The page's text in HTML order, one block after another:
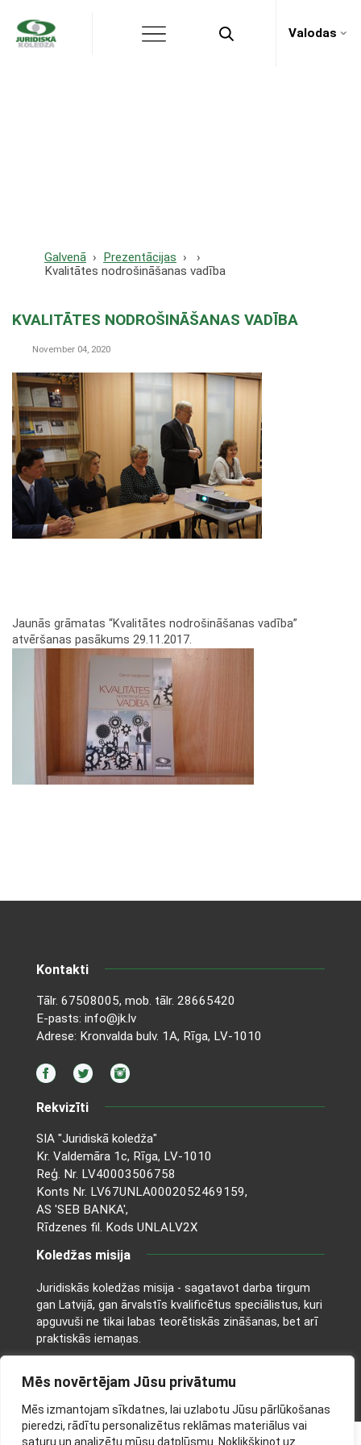
Mēs novērtējam Jūsu privātumu
Mēs izmantojam sīkdatnes, lai uzlabotu Jūsu pārlūkošanas
pieredzi, rādītu personalizētus reklāmas materiālus vai
saturu un analizētu mūsu datplūsmu. Noklikšķinot uz
Valodas
Galvenā
Prezentācijas
Kvalitātes nodrošināšanas vadība
KVALITĀTES NODROŠINĀŠANAS VADĪBA
November 04, 2020
Jaunās grāmatas “Kvalitātes nodrošināšanas vadība”
atvēršanas pasākums 29.11.2017.
Kontakti
Tālr. 67508005, mob. tālr. 28665420
E-pasts: info@jk.lv
Adrese: Kronvalda bulv. 1A, Rīga, LV-1010
Rekvizīti
SIA "Juridiskā koledža"
Kr. Valdemāra 1c, Rīga, LV-1010
Reģ. Nr. LV40003506758
Konts Nr. LV67UNLA0002052469159,
AS 'SEB BANKA',
Rīdzenes fil. Kods UNLALV2X
Koledžas misija
Juridiskās koledžas misija - sagatavot darba tirgum
gan Latvijā, gan ārvalstīs kvalificētus speciālistus, kuri
apguvuši ne tikai labas teorētiskās zināšanas, bet arī
praktiskās iemaņas.